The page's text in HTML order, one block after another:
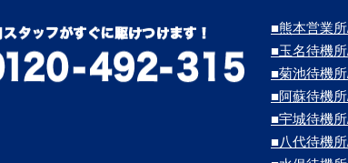
■熊本営業
■玉名待機
■菊池待機
■阿蘇待機
■宇城待機
■八代待機